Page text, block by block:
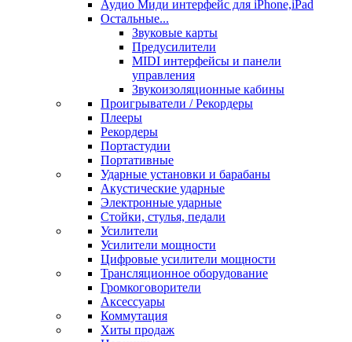
Аудио Миди интерфейс для iPhone,iPad
Остальные...
Звуковые карты
Предусилители
MIDI интерфейсы и панели
управления
Звукоизоляционные кабины
Проигрыватели / Рекордеры
Плееры
Рекордеры
Портастудии
Портативные
Ударные установки и барабаны
Акустические ударные
Электронные ударные
Стойки, стулья, педали
Усилители
Усилители мощности
Цифровые усилители мощности
Трансляционное оборудование
Громкоговорители
Аксессуары
Коммутация
Хиты продаж